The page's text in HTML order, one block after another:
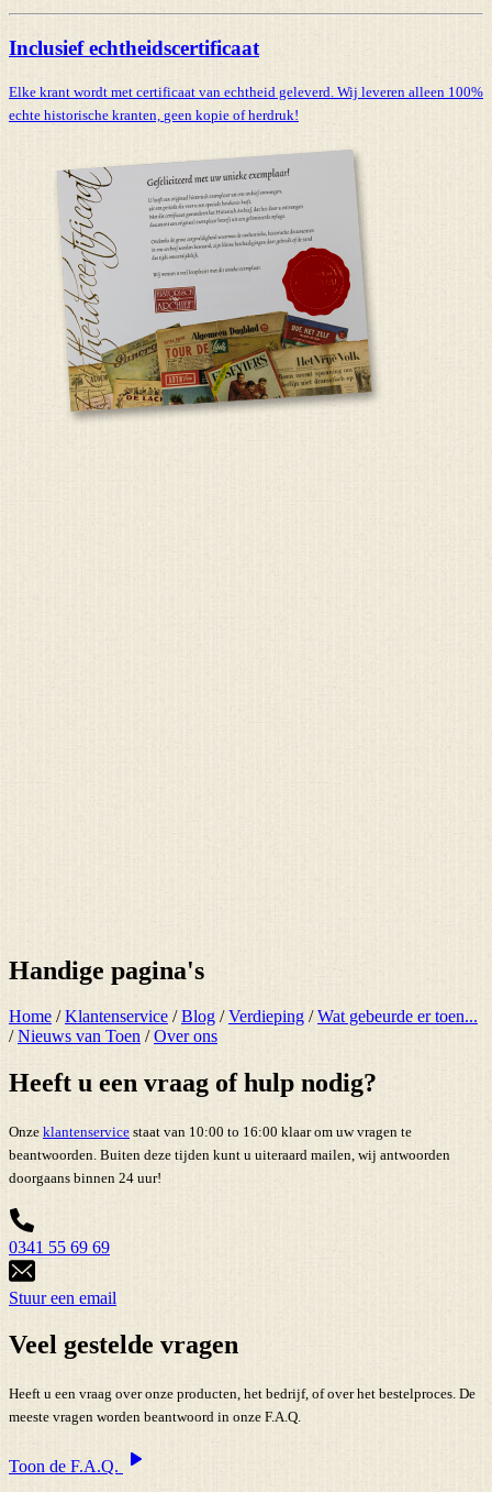
Inclusief echtheidscertificaat
Elke krant wordt met certificaat van echtheid geleverd. Wij leveren alleen 100%
echte historische kranten, geen kopie of herdruk!
Handige pagina's
Home /Klantenservice /Blog /Verdieping /Wat gebeurde er toen...
/Nieuws van Toen /Over ons
Heeft u een vraag of hulp nodig?
Onze klantenservice staat van 10:00 to 16:00 klaar om uw vragen te
beantwoorden. Buiten deze tijden kunt u uiteraard mailen, wij antwoorden
doorgaans binnen 24 uur!
0341 55 69 69
Stuur een email
Veel gestelde vragen
Heeft u een vraag over onze producten, het bedrijf, of over het bestelproces. De
meeste vragen worden beantwoord in onze F.A.Q.
Toon de F.A.Q.